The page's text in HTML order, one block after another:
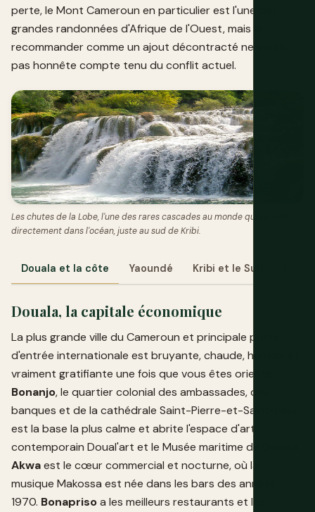
perte, le Mont Cameroun en particulier est l'une des
grandes randonnées d'Afrique de l'Ouest, mais le
recommander comme un ajout décontracté ne serait
pas honnête compte tenu du conflit actuel.
Les chutes de la Lobe, l'une des rares cascades au monde qui se vide
directement dans l'océan, juste au sud de Kribi.
Douala et la côte Yaoundé Kribi et le Sud
Douala, la capitale économique
La plus grande ville du Cameroun et principale porte
d'entrée internationale est bruyante, chaude, humide et
vraiment gratifiante une fois que vous êtes orienté.
Bonanjo, le quartier colonial des ambassades, des
banques et de la cathédrale Saint-Pierre-et-Saint-Paul,
est la base la plus calme et abrite l'espace d'art
contemporain Doual'art et le Musée maritime de Douala.
Akwaest le cœur commercial et nocturne, où la
musique Makossa est née dans les bars des années
1970. Bonaprisoa les meilleurs restaurants et les